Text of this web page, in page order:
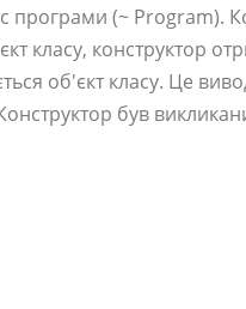
програми (~ Program).
класу, конструктор
об'єкт класу. Це
був